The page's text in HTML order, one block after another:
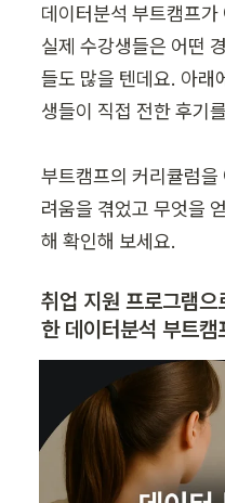
데이터분석 부트캠프
실제 수강생들은 어떤
들도 많을 텐데요. 아래
생들이 직접 전한 후기
부트캠프의 커리큘럼
려움을 겪었고 무엇을
해 확인해 보세요.
취업 지원 프로그램
한 데이터분석 부트캠